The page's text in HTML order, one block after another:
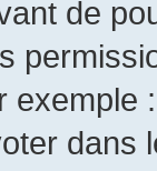
de
exemple
dans